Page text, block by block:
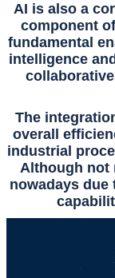
AI is also a
component
fundamental
intelligence
The
overall
industrial
Although not
nowadays due